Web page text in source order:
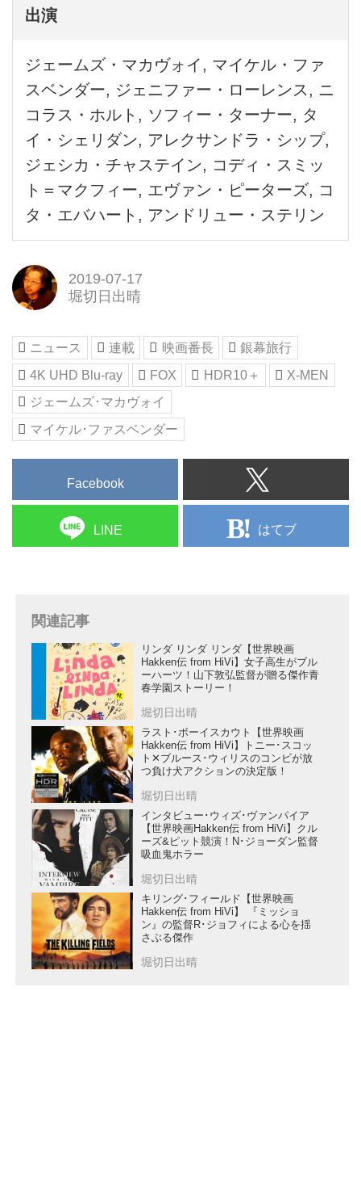
出演
ジェームズ・マカヴォイ, マイケル・ファ
スベンダー, ジェニファー・ローレンス, ニ
コラス・ホルト, ソフィー・ターナー, タ
イ・シェリダン, アレクサンドラ・シップ,
ジェシカ・チャステイン, コディ・スミッ
ト＝マクフィー, エヴァン・ピーターズ, コ
タ・エバハート, アンドリュー・ステリン
2019-07-17
堀切日出晴
ニュース 連載 映画番長
銀幕旅行
4K UHD Blu-ray
FOX HDR10＋
X-MEN
ジェームズ･マカヴォイ
マイケル･ファスベンダー
Facebook
LINE はてブ
関連記事
リンダ リンダ リンダ【世界映画
Hakken伝 from HiVi】女子高生がブル
ーハーツ！山下敦弘監督が贈る傑作青
春学園ストーリー！
堀切日出晴
ラスト･ボーイスカウト【世界映画
Hakken伝 from HiVi】トニー･スコッ
ト✕ブルース･ウィリスのコンビが放
つ負け犬アクションの決定版！
堀切日出晴
インタビュー･ウィズ･ヴァンパイア
【世界映画Hakken伝 from HiVi】クル
ーズ&ピット競演！N･ジョーダン監督
吸血鬼ホラー
堀切日出晴
キリング･フィールド【世界映画
Hakken伝 from HiVi】 『ミッショ
ン』の監督R･ジョフィによる心を揺
さぶる傑作
堀切日出晴